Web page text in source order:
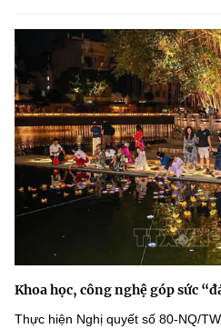
Khoa học, công nghệ góp sức
Thực hiện Nghị quyết số 80-NQ/